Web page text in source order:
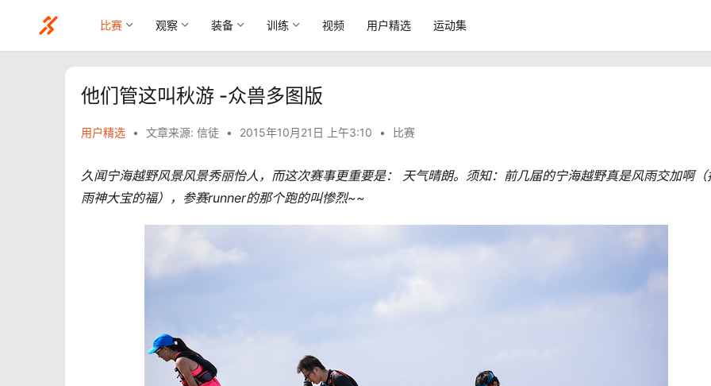
比赛 观察 装备 训练 视频 用户精选 运动集
他们管这叫秋游 -众兽多图版
用户精选 • 文章来源: 信徒 • 2015年10月21日 上午3:10 • 比赛
久闻宁海越野风景风景秀丽怡人，而这次赛事更重要是： 天气晴朗。须知：前几届的宁海越野真是风雨交加啊（
雨神大宝的福），参赛runner的那个跑的叫惨烈~~